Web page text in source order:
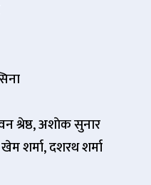
श्रेष्ठ, अशाेक सुनार
शर्मा, दशरथ शर्मा